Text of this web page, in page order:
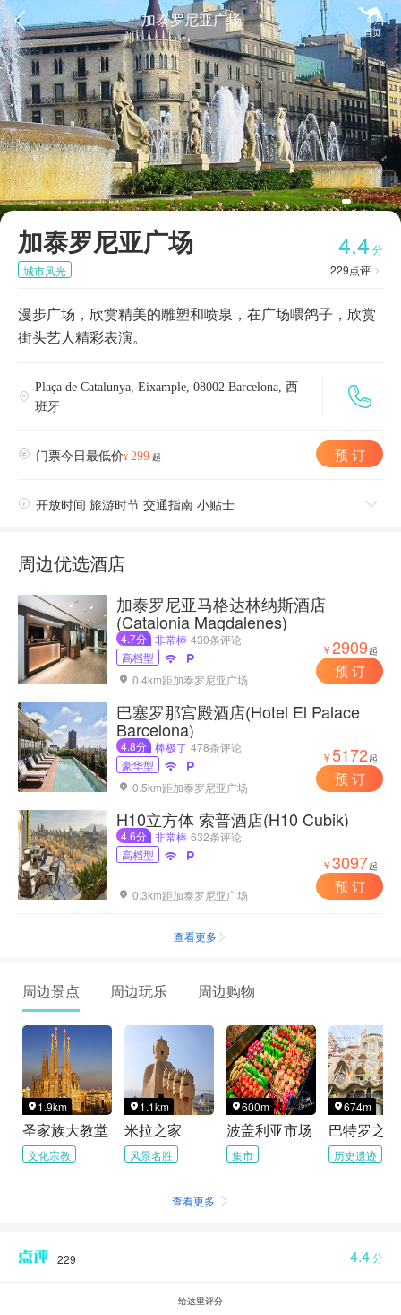
 
首页
加泰罗尼亚广场
加泰罗尼亚广场 4.4 分
229点评 
城市风光
漫步广场，欣赏精美的雕塑和喷泉，在广场喂鸽子，欣赏
街头艺人精彩表演。


Plaça de Catalunya, Eixample, 08002 Barcelona, 西
班牙
 门票今日最低价¥ 299 起 预 订
 开放时间 旅游时节 交通指南 小贴士 
周边优选酒店
加泰罗尼亚马格达林纳斯酒店
(Catalonia Magdalenes)
4.7分 非常棒 430条评论
高档型


 0.4km距加泰罗尼亚广场
￥2909起
预 订
巴塞罗那宫殿酒店(Hotel El Palace
Barcelona)
4.8分 棒极了 478条评论
豪华型


 0.5km距加泰罗尼亚广场
￥5172起
预 订
H10立方体 索普酒店(H10 Cubik)
4.6分 非常棒 632条评论
高档型
 
 0.3km距加泰罗尼亚广场
￥3097起
预 订
查看更多 
周边景点 周边玩乐 周边购物
 1.9km
圣家族大教堂
文化宗教
 1.1km
米拉之家
风景名胜
600m
波盖利亚市场
集市
674m
巴特罗之家
历史遗迹
查看更多 
229 4.4分
给这里评分